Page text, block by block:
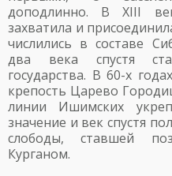
доподлинно. В XIII
захватила и
числились в составе
два века спустя
государства. В 60-х
крепость Царево
линии Ишимских
значение и век спустя
слободы, ставшей
Курганом.